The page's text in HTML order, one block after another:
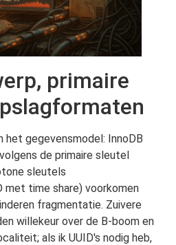
primaire
het gegevensmodel: InnoDB
de primaire sleutel
sleutels
met time share) voorkomen
fragmentatie. Zuivere
willekeur over de B-boom en
als ik UUID's nodig heb,